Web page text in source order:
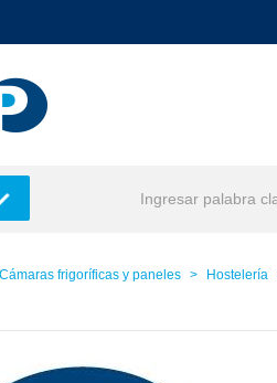
frigoríficas y paneles Hostelería